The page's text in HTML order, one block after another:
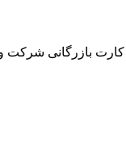
بازرگانی شرکت و